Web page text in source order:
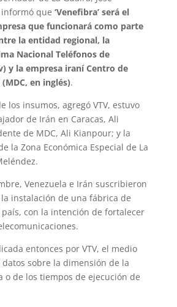
que ‘Venefibra’ será el
que funcionará como parte
la entidad regional, la
Nacional Teléfonos de
y la empresa iraní Centro de
en inglés).
los insumos, agregó VTV, estuvo
de Irán en Caracas, Ali
de MDC, Ali Kianpour; y la
la Zona Económica Especial de La
Venezuela e Irán suscribieron
instalación de una fábrica de
con la intención de fortalecer
entonces por VTV, el medio
sobre la dimensión de la
o de los tiempos de ejecución de